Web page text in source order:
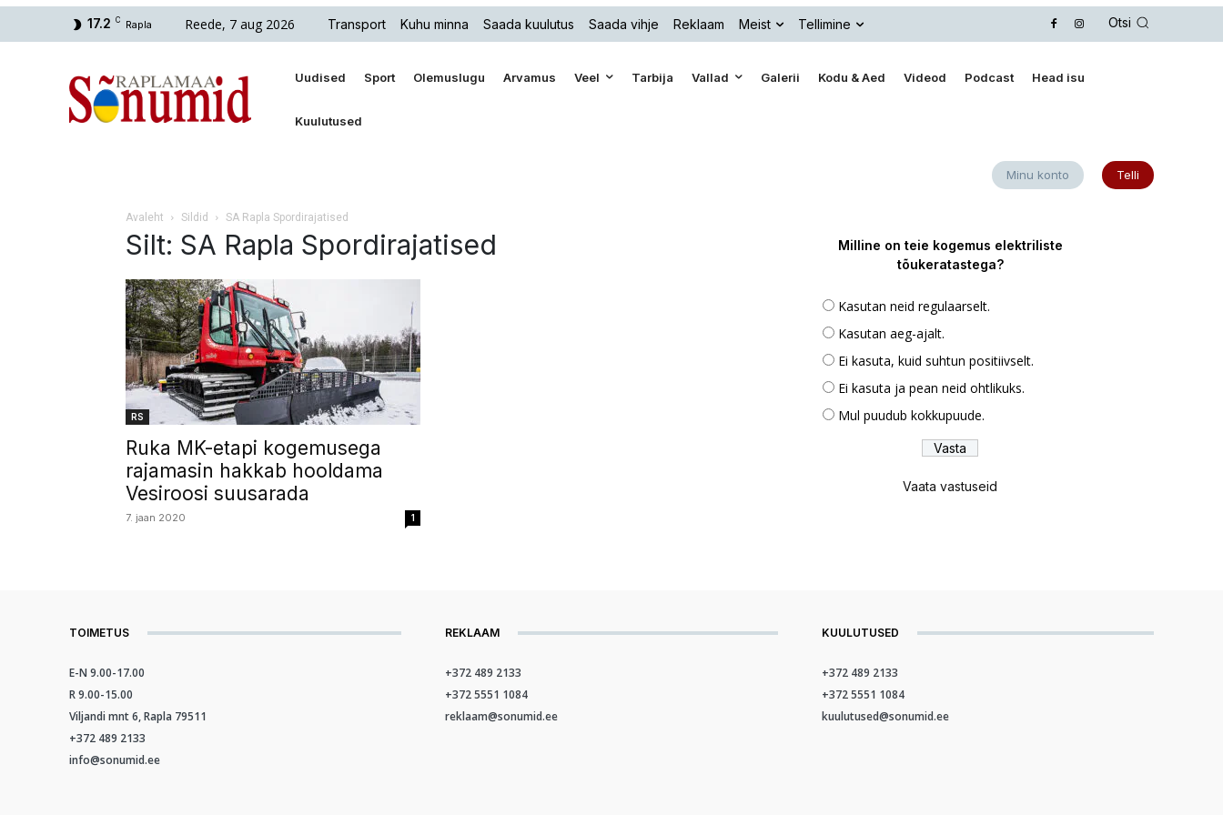
17.2 C Rapla Reede, 7 aug 2026 Transport Kuhu minna Saada kuulutus Saada vihje Reklaam Meist Tellimine Otsi
Uudised Sport Olemuslugu Arvamus Veel Tarbija Vallad Galerii Kodu & Aed Videod Podcast Head isu
Kuulutused
Minu konto Telli
Avaleht Sildid SA Rapla Spordirajatised
Silt: SA Rapla Spordirajatised
RS
Ruka MK-etapi kogemusega
rajamasin hakkab hooldama
Vesiroosi suusarada
7. jaan 2020 1
Milline on teie kogemus elektriliste
tõukeratastega?
Kasutan neid regulaarselt.
Kasutan aeg-ajalt.
Ei kasuta, kuid suhtun positiivselt.
Ei kasuta ja pean neid ohtlikuks.
Mul puudub kokkupuude.
Vaata vastuseid
TOIMETUS
E-N 9.00-17.00
R 9.00-15.00
Viljandi mnt 6, Rapla 79511
+372 489 2133
info@sonumid.ee
REKLAAM
+372 489 2133
+372 5551 1084
reklaam@sonumid.ee
KUULUTUSED
+372 489 2133
+372 5551 1084
kuulutused@sonumid.ee